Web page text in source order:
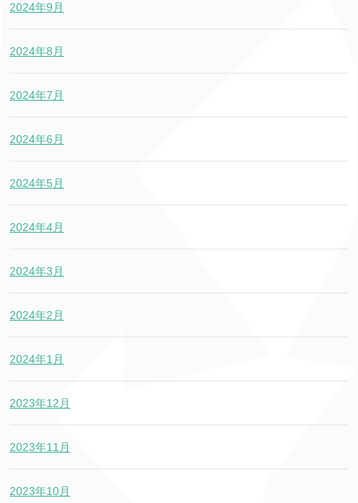
2024年9月
2024年8月
2024年7月
2024年6月
2024年5月
2024年4月
2024年3月
2024年2月
2024年1月
2023年12月
2023年11月
2023年10月